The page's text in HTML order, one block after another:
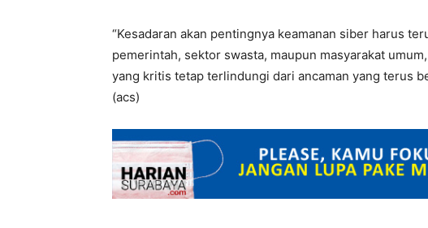
“Kesadaran akan pentingnya keamanan siber harus
pemerintah, sektor swasta, maupun masyarakat
yang kritis tetap terlindungi dari ancaman yang terus
(acs)